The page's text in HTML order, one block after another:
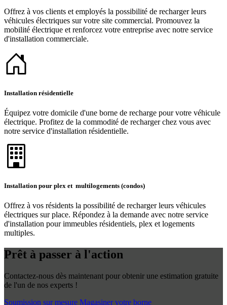
Offrez à vos clients et employés la possibilité de recharger leurs
véhicules électriques sur votre site commercial. Promouvez la
mobilité électrique et renforcez votre entreprise avec notre service
d'installation commerciale.
Installation résidentielle
Équipez votre domicile d'une borne de recharge pour votre véhicule
électrique. Profitez de la commodité de recharger chez vous avec
notre service d'installation résidentielle.
Installation pour plex et multilogements (condos)
Offrez à vos résidents la possibilité de recharger leurs véhicules
électriques sur place. Répondez à la demande avec notre service
d'installation pour immeubles résidentiels, plex et logements
multiples.
Prêt à passer à l'action
Contactez-nous dès maintenant pour obtenir une estimation gratuite
de l'un de nos experts !
Soumission sur mesure Magasiner votre borne